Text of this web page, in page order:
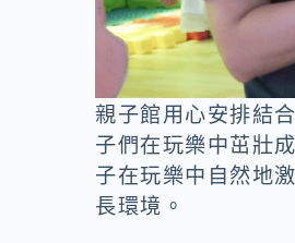
親子館用心安排結
子們在玩樂中茁壯
子在玩樂中自然地
長環境。